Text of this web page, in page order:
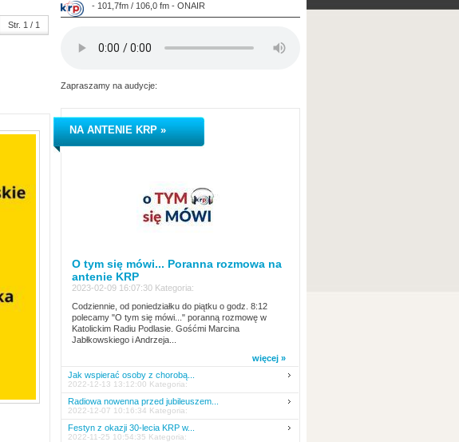
Str. 1 / 1
- 101,7fm / 106,0 fm - ONAIR
Zapraszamy na audycje:
NA ANTENIE KRP »
O tym się mówi... Poranna rozmowa na
antenie KRP
2023-02-09 16:07:30 Kategoria:
Codziennie, od poniedziałku do piątku o godz. 8:12
polecamy "O tym się mówi..." poranną rozmowę w
Katolickim Radiu Podlasie. Gośćmi Marcina
Jabłkowskiego i Andrzeja...
więcej »
Jak wspierać osoby z chorobą...
2022-12-13 13:12:00 Kategoria:
Radiowa nowenna przed jubileuszem...
2022-12-07 10:16:34 Kategoria:
Festyn z okazji 30-lecia KRP w...
2022-11-25 10:54:35 Kategoria: